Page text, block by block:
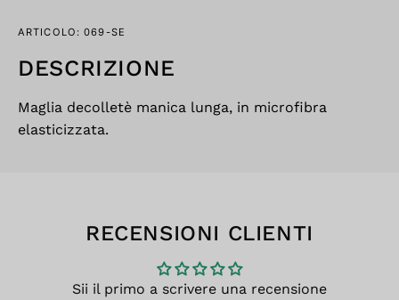
ARTICOLO: 069-SE
DESCRIZIONE
Maglia decolletè manica lunga, in microfibra
elasticizzata.
RECENSIONI CLIENTI
Sii il primo a scrivere una recensione